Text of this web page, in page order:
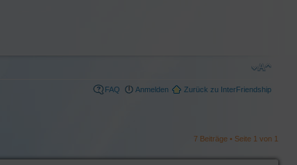
FAQ Anmelden Zurück zu InterFriendship
7 Beiträge • Seite 1 von 1